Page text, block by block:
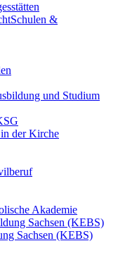
Schulen &
und Studium
der Kirche
Akademie
Sachsen (KEBS)